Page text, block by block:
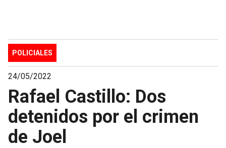
POLICIALES
24/05/2022
Rafael Castillo: Dos
detenidos por el crimen
de Joel